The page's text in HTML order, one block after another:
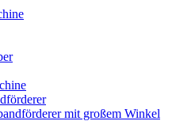
mit großem Winkel